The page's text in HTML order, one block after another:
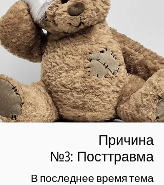
Причина
№3: Посттравма
В последнее время тема